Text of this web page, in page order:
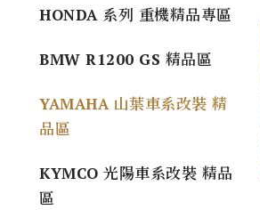
HONDA 系列 重機精品專區
BMW R1200 GS 精品區
YAMAHA 山葉車系改裝 精
品區
KYMCO 光陽車系改裝 精品
區